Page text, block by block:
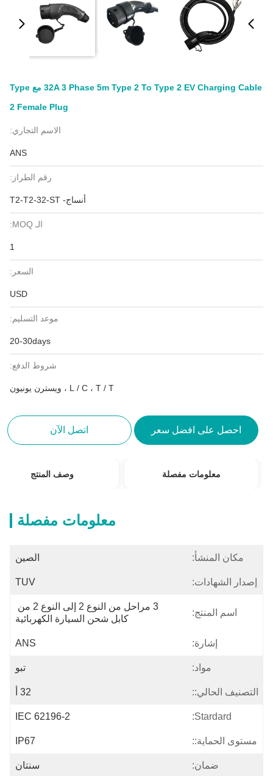
32A 3 Phase 5m Type 2 To Type 2 EV Charging Cable مع Type
2 Female Plug
الاسم التجاري:
ANS
رقم الطراز:
أنساج- T2-T2-32-ST
الـ MOQ:
السعر:
USD
موعد التسليم:
20-30days
شروط الدفع:
L / C ، T / T ، ويسترن يونيون
احصل على افضل سعر اتصل الآن
معلومات مفصلة وصف المنتج
معلومات مفصلة
مكان المنشأ: الصين
إصدار الشهادات: TUV
اسم المنتج:
3 مراحل من النوع 2 إلى النوع 2 من
كابل شحن السيارة الكهربائية
إشارة: ANS
مواد: تبو
التصنيف الحالي:: 32 أ
Stardard:
IEC 62196-2
مستوى الحماية:: IP67
ضمان: سنتان